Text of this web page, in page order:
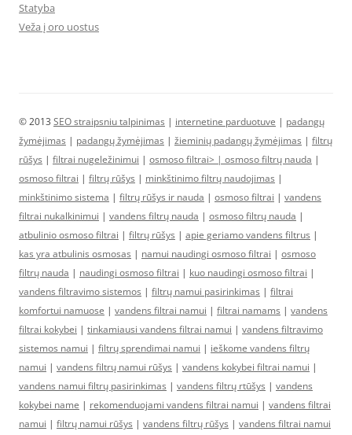
Statyba
Veža į oro uostus
© 2013 SEO straipsniu talpinimas | internetine parduotuve | padangų
žymėjimas | padangų žymėjimas | žieminių padangų žymėjimas | filtrų
rūšys | filtrai nugeležinimui | osmoso filtrai> | osmoso filtrų nauda |
osmoso filtrai | filtrų rūšys | minkštinimo filtrų naudojimas |
minkštinimo sistema | filtrų rūšys ir nauda | osmoso filtrai | vandens
filtrai nukalkinimui | vandens filtrų nauda | osmoso filtrų nauda |
atbulinio osmoso filtrai | filtrų rūšys | apie geriamo vandens filtrus |
kas yra atbulinis osmosas | namui naudingi osmoso filtrai | osmoso
filtrų nauda | naudingi osmoso filtrai | kuo naudingi osmoso filtrai |
vandens filtravimo sistemos | filtrų namui pasirinkimas | filtrai
komfortui namuose | vandens filtrai namui | filtrai namams | vandens
filtrai kokybei | tinkamiausi vandens filtrai namui | vandens filtravimo
sistemos namui | filtrų sprendimai namui | ieškome vandens filtrų
namui | vandens filtrų namui rūšys | vandens kokybei filtrai namui |
vandens namui filtrų pasirinkimas | vandens filtrų rtūšys | vandens
kokybei name | rekomenduojami vandens filtrai namui | vandens filtrai
namui | filtrų namui rūšys | vandens filtrų rūšys | vandens filtrai namui